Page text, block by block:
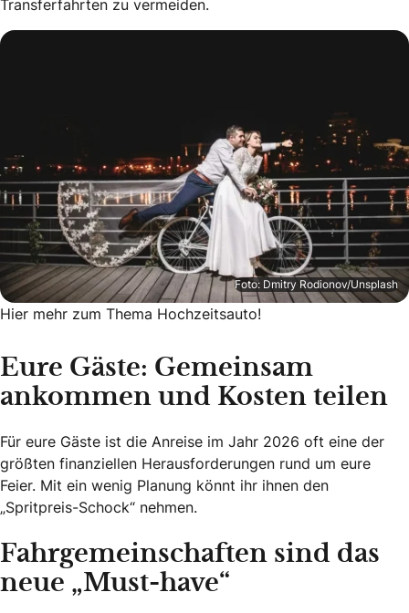
Transferfahrten zu vermeiden.
Foto: Dmitry Rodionov/Unsplash
Hier mehr zum Thema Hochzeitsauto!
Eure Gäste: Gemeinsam
ankommen und Kosten teilen
Für eure Gäste ist die Anreise im Jahr 2026 oft eine der
größten finanziellen Herausforderungen rund um eure
Feier. Mit ein wenig Planung könnt ihr ihnen den
„Spritpreis-Schock“ nehmen.
Fahrgemeinschaften sind das
neue „Must-have“